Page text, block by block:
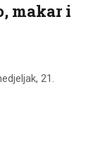
makar i
21.